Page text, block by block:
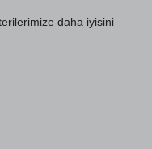
daha iyisini